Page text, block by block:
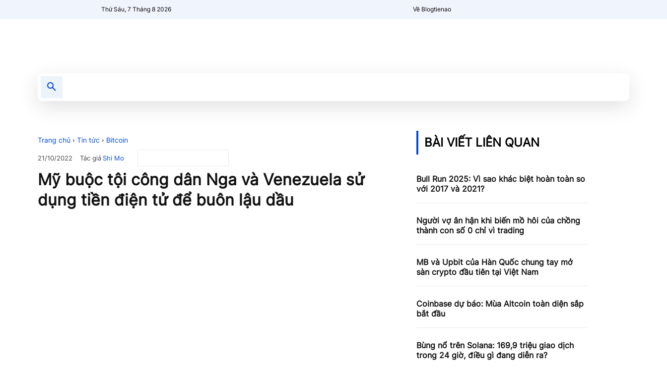
Thứ Sáu, 7 Tháng 8 2026 Về Blogtienao
Trang chủ Tin tức Bitcoin
21/10/2022 Tác giảShi Mo
Mỹ buộc tội công dân Nga và Venezuela sử
dụng tiền điện tử để buôn lậu dầu
BÀI VIẾT LIÊN QUAN
Bull Run 2025: Vì sao khác biệt hoàn toàn so
với 2017 và 2021?
Người vợ ân hận khi biến mồ hôi của chồng
thành con số 0 chỉ vì trading
MB và Upbit của Hàn Quốc chung tay mở
sàn crypto đầu tiên tại Việt Nam
Coinbase dự báo: Mùa Altcoin toàn diện sắp
bắt đầu
Bùng nổ trên Solana: 169,9 triệu giao dịch
trong 24 giờ, điều gì đang diễn ra?